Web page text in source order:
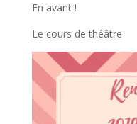
En avant !
Le cours de théâtre